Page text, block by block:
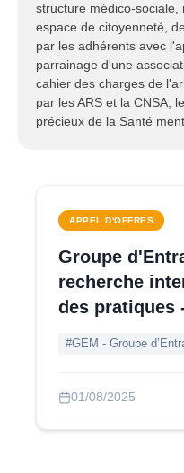
structure médico-
espace de citoyenneté,
par les adhérents avec
parrainage d'une
cahier des charges de
par les ARS et la CNSA,
précieux de la Santé
APPEL D'OFFRES
Groupe
recherche
des pratiques
#GEM - Groupe
01/08/2025